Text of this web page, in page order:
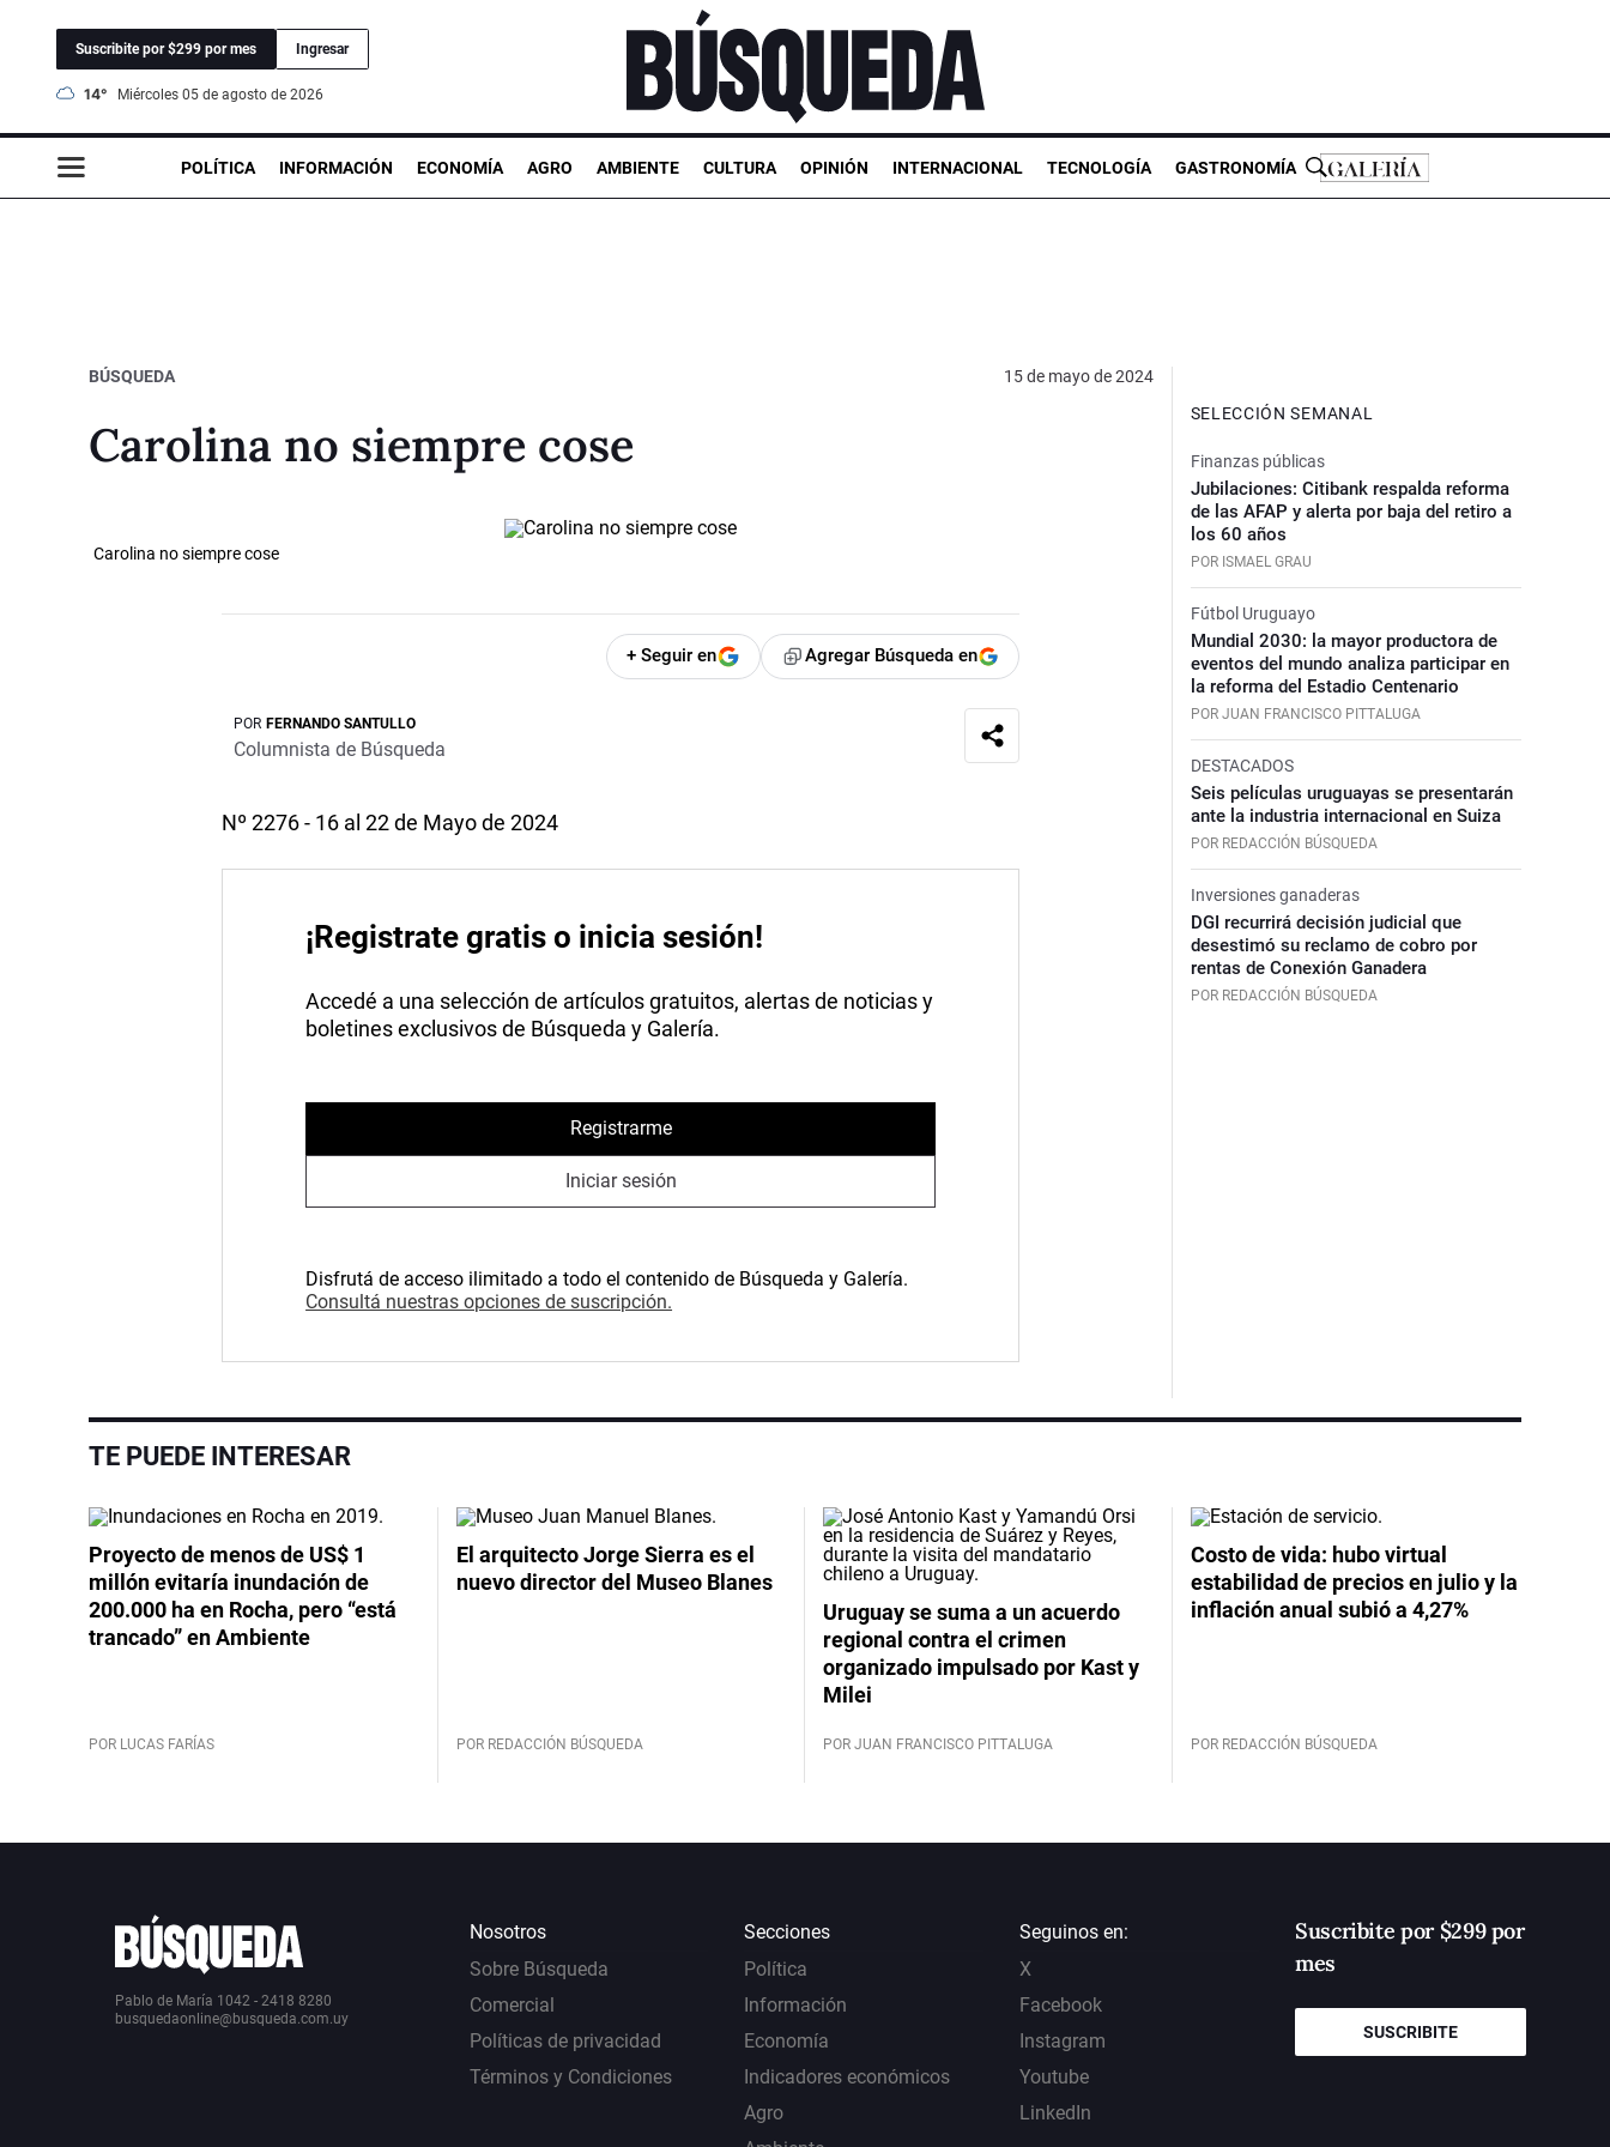
Suscribite por $299 por mes Ingresar
14° miércoles 05 de agosto de 2026
POLÍTICA INFORMACIÓN ECONOMÍA AGRO AMBIENTE CULTURA OPINIÓN INTERNACIONAL TECNOLOGÍA GASTRONOMÍA
BÚSQUEDA 15 de mayo de 2024
Carolina no siempre cose
Carolina no siempre cose
+ Seguir en Agregar Búsqueda en
POR FERNANDO SANTULLO
Columnista de Búsqueda
Nº 2276 - 16 al 22 de Mayo de 2024
¡Registrate gratis o inicia sesión!
Accedé a una selección de artículos gratuitos, alertas de noticias y
boletines exclusivos de Búsqueda y Galería.
Registrarme
Iniciar sesión
Disfrutá de acceso ilimitado a todo el contenido de Búsqueda y Galería.
Consultá nuestras opciones de suscripción.
SELECCIÓN SEMANAL
Finanzas públicas
Jubilaciones: Citibank respalda reforma
de las AFAP y alerta por baja del retiro a
los 60 años
POR ISMAEL GRAU
Fútbol Uruguayo
Mundial 2030: la mayor productora de
eventos del mundo analiza participar en
la reforma del Estadio Centenario
POR JUAN FRANCISCO PITTALUGA
DESTACADOS
Seis películas uruguayas se presentarán
ante la industria internacional en Suiza
POR REDACCIÓN BÚSQUEDA
Inversiones ganaderas
DGI recurrirá decisión judicial que
desestimó su reclamo de cobro por
rentas de Conexión Ganadera
POR REDACCIÓN BÚSQUEDA
TE PUEDE INTERESAR
Proyecto de menos de US$ 1
millón evitaría inundación de
200.000 ha en Rocha, pero “está
trancado” en Ambiente
POR LUCAS FARÍAS
El arquitecto Jorge Sierra es el
nuevo director del Museo Blanes
POR REDACCIÓN BÚSQUEDA
Uruguay se suma a un acuerdo
regional contra el crimen
organizado impulsado por Kast y
Milei
POR JUAN FRANCISCO PITTALUGA
Costo de vida: hubo virtual
estabilidad de precios en julio y la
inflación anual subió a 4,27%
POR REDACCIÓN BÚSQUEDA
Pablo de María 1042 - 2418 8280
busquedaonline@busqueda.com.uy
Nosotros
Sobre Búsqueda
Comercial
Políticas de privacidad
Términos y Condiciones
Secciones
Política
Información
Economía
Indicadores económicos
Agro
Seguinos en:
X
Facebook
Instagram
Youtube
LinkedIn
Suscribite por $299 por
mes
SUSCRIBITE